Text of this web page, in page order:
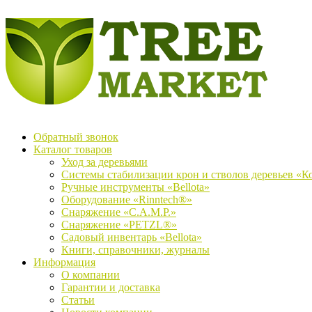
Обратный звонок
Каталог товаров
Уход за деревьями
Системы стабилизации крон и стволов деревьев
Ручные инструменты «Bellota»
Оборудование «Rinntech®»
Снаряжение «C.A.M.P.»
Снаряжение «PETZL®»
Садовый инвентарь «Bellota»
Книги, справочники, журналы
Информация
О компании
Гарантии и доставка
Статьи